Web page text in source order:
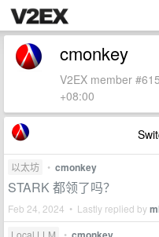
cmonkey
V2EX member
+08:00
以太坊 • cmonkey
STARK 都领了吗？
Feb 24, 2024 • Lastly replied by
Local LLM •